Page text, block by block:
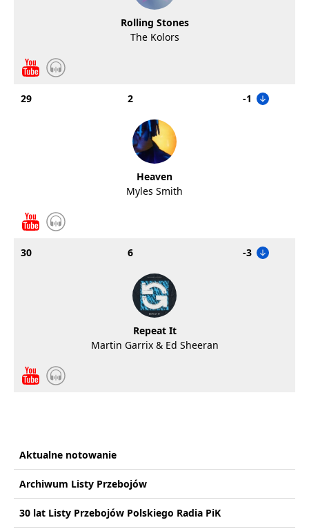
Rolling Stones
The Kolors
29 2 -1
Heaven
Myles Smith
30 6 -3
Repeat It
Martin Garrix & Ed Sheeran
Aktualne notowanie
Archiwum Listy Przebojów
30 lat Listy Przebojów Polskiego Radia PiK